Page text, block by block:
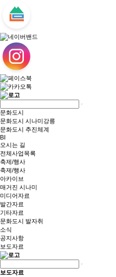
문화도시
문화도시 시나미강릉
문화도시 추진체계
BI
오시는 길
전체사업목록
축제/행사
축제/행사
아카이브
매거진 시나미
미디어자료
발간자료
기타자료
문화도시 발자취
소식
공지사항
보도자료
보도자료